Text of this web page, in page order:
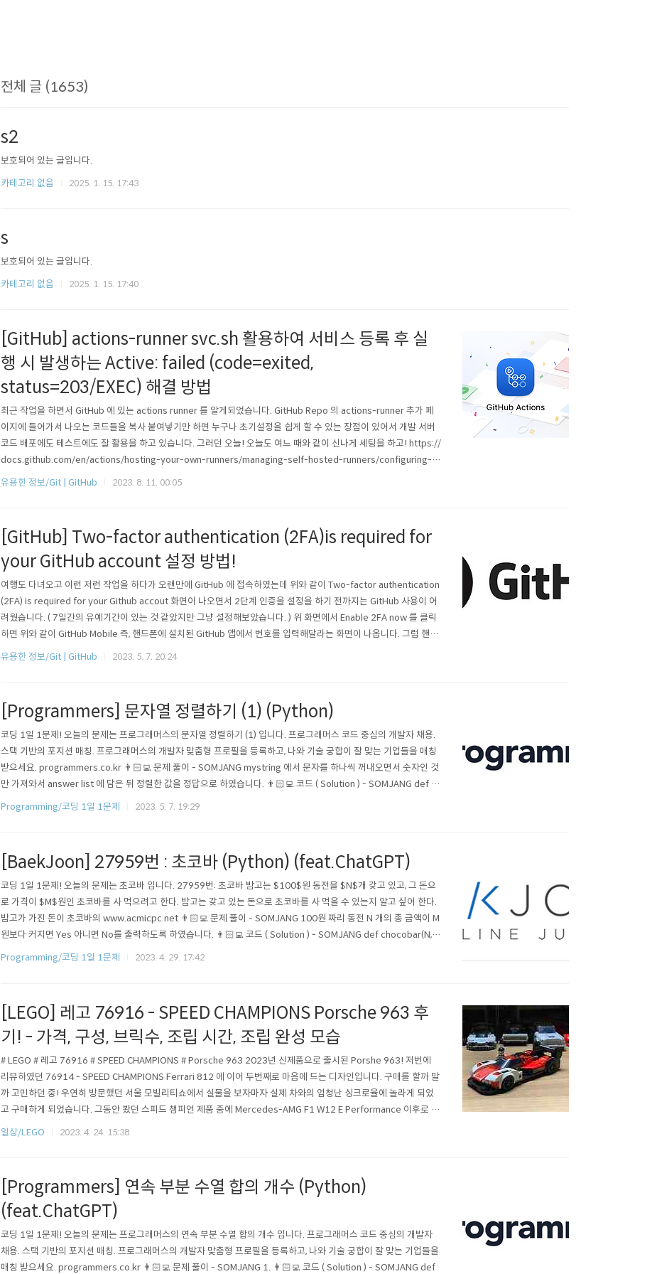
전체 글 (1653)
s2
보호되어 있는 글입니다.
카테고리 없음
2025. 1. 15. 17:43
s
보호되어 있는 글입니다.
카테고리 없음
2025. 1. 15. 17:40
[GitHub] actions-runner svc.sh 활용하여 서비스 등록 후 실
행 시 발생하는 Active: failed (code=exited,
status=203/EXEC) 해결 방법
최근 작업을 하면서 GitHub 에 있는 actions runner 를 알게되었습니다. GitHub Repo 의 actions-runner 추가 페
이지에 들어가서 나오는 코드들을 복사 붙여넣기만 하면 누구나 초기설정을 쉽게 할 수 있는 장점이 있어서 개발 서버
코드 배포에도 테스트에도 잘 활용을 하고 있습니다. 그러던 오늘! 오늘도 여느 때와 같이 신나게 세팅을 하고! https://
docs.github.com/en/actions/hosting-your-own-runners/managing-self-hosted-runners/configuring-th
e-self-hosted-runner-application-as-a-service Configuring the self-hosted runner applic..
유용한 정보/Git | GitHub 2023. 8. 11. 00:05
[GitHub] Two-factor authentication (2FA)is required for
your GitHub account 설정 방법!
여행도 다녀오고 이런 저런 작업을 하다가 오랜만에 GitHub 에 접속하였는데 위와 같이 Two-factor authentication
(2FA) is required for your Github accout 화면이 나오면서 2단계 인증을 설정을 하기 전까지는 GitHub 사용이 어
려웠습니다. ( 7일간의 유예기간이 있는 것 같았지만 그냥 설정해보았습니다. ) 위 화면에서 Enable 2FA now 를 클릭
하면 위와 같이 GitHub Mobile 즉, 핸드폰에 설치된 GitHub 앱에서 번호를 입력해달라는 화면이 나옵니다. 그럼 핸드
폰 GitHub 앱을 열고 해당 번호를 입력한 뒤 Approve 를 클릭하면 됩니다. 위와 같이 QR 코드 버튼이 나오면 QR 코
유용한 정보/Git | GitHub 2023. 5. 7. 20:24
[Programmers] 문자열 정렬하기 (1) (Python)
코딩 1일 1문제! 오늘의 문제는 프로그래머스의 문자열 정렬하기 (1) 입니다. 프로그래머스 코드 중심의 개발자 채용.
스택 기반의 포지션 매칭. 프로그래머스의 개발자 맞춤형 프로필을 등록하고, 나와 기술 궁합이 잘 맞는 기업들을 매칭
받으세요. programmers.co.kr 👨🏻‍💻 문제 풀이 - SOMJANG mystring 에서 문자를 하나씩 꺼내오면서 숫자인 것
만 가져와서 answer list 에 담은 뒤 정렬한 값을 정답으로 하였습니다. 👨🏻‍💻 코드 ( Solution ) - SOMJANG def s
olution(my_string): answer = [] for char in list(my_string): if char.isnumeric(): answer.append(int(char)) r
Programming/코딩 1일 1문제 2023. 5. 7. 19:29
[BaekJoon] 27959번 : 초코바 (Python) (feat.ChatGPT)
코딩 1일 1문제! 오늘의 문제는 초코바 입니다. 27959번: 초코바 밤고는 $100$원 동전을 $N$개 갖고 있고, 그 돈으
로 가격이 $M$원인 초코바를 사 먹으려고 한다. 밤고는 갖고 있는 돈으로 초코바를 사 먹을 수 있는지 알고 싶어 한다.
밤고가 가진 돈이 초코바의 www.acmicpc.net 👨🏻‍💻 문제 풀이 - SOMJANG 100원 짜리 동전 N 개의 총 금액이 M
원보다 커지면 Yes 아니면 No를 출력하도록 하였습니다. 👨🏻‍💻 코드 ( Solution ) - SOMJANG def chocobar(N,
M): return "Yes" if N * 100 >= M else "No" if __name__ == "__main__": N, M = map(int, input().split()) p..
Programming/코딩 1일 1문제 2023. 4. 29. 17:42
[LEGO] 레고 76916 - SPEED CHAMPIONS Porsche 963 후
기! - 가격, 구성, 브릭수, 조립 시간, 조립 완성 모습
# LEGO # 레고 76916 # SPEED CHAMPIONS # Porsche 963 2023년 신제품으로 출시된 Porshe 963! 저번에
리뷰하였던 76914 - SPEED CHAMPIONS Ferrari 812 에 이어 두번째로 마음에 드는 디자인입니다. 구매를 할까 말
까 고민하던 중! 우연히 방문했던 서울 모빌리티쇼에서 실물을 보자마자 실제 차와의 엄청난 싱크로율에 놀라게 되었
고 구매하게 되었습니다. 그동안 봤던 스피드 챔피언 제품 중에 Mercedes-AMG F1 W12 E Performance 이후로 아
주아주 만족스러운 싱크로율 이었습니다. 서울 모빌리티 쇼를 다녀와서 바로 조립해보았습니다. 🏎️ 가격 레고 76916
일상/LEGO 2023. 4. 24. 15:38
[Programmers] 연속 부분 수열 합의 개수 (Python)
(feat.ChatGPT)
코딩 1일 1문제! 오늘의 문제는 프로그래머스의 연속 부분 수열 합의 개수 입니다. 프로그래머스 코드 중심의 개발자
채용. 스택 기반의 포지션 매칭. 프로그래머스의 개발자 맞춤형 프로필을 등록하고, 나와 기술 궁합이 잘 맞는 기업들을
매칭 받으세요. programmers.co.kr 👨🏻‍💻 문제 풀이 - SOMJANG 1. 👨🏻‍💻 코드 ( Solution ) - SOMJANG def